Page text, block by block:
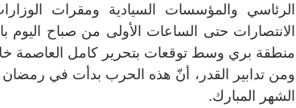
الرئاسي والمؤسسات السيادية ومقرات
الانتصارات حتى الساعات الأولى من صباح
منطقة بري وسط توقعات بتحرير كامل العاصمة
ومن تدابير القدر، أنّ هذه الحرب بدأت في رمضان
الشهر المبارك.